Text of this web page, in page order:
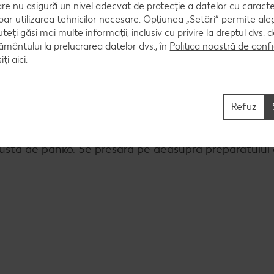
se va turna sosul de marinadă pentru a se
fresh.
de panko. Se presară pe deasupra preparatului
nu asigură un nivel adecvat de protecție a datelor cu
utilizarea tehnicilor necesare. Opțiunea „Setări” permite
găsi mai multe informații, inclusiv cu privire la dreptul dvs.
la prelucrarea datelor dvs., în Politica noastră de
aici.
Refuz